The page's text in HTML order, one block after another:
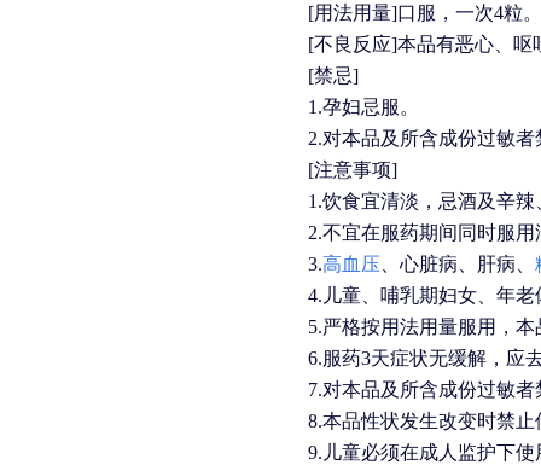
[用法用量]口服，一次4粒。
[不良反应]本品有恶心、呕
[禁忌]
1.孕妇忌服。
2.对本品及所含成份过敏者
[注意事项]
1.饮食宜清淡，忌酒及辛
2.不宜在服药期间同时服用
3.高血压 、心脏病、肝病、
4. 儿童、哺乳期妇女、年
5.严格按用法用量服用，
6.服药3天症状无缓解，应
7.对本品及所含成份过敏
8.本品性状发生改变时禁止
9. 儿童必须在成人监护下使